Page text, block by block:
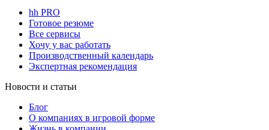
hh PRO
Готовое резюме
Все сервисы
Хочу у вас работать
Производственный календарь
Экспертная рекомендация
Новости и статьи
Блог
О компаниях в игровой форме